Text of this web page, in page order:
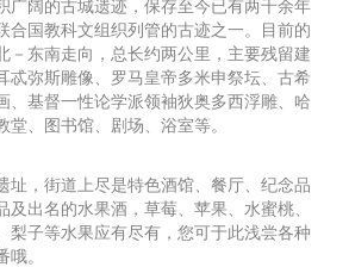
广阔的古城遗迹，保存至今已有两千余年
合国教科文组织列管的古迹之一。目前的
－东南走向，总长约两公里，主要残留建
忒弥斯雕像、罗马皇帝多米申祭坛、古希
、基督一性论学派领袖狄奥多西浮雕、哈
、图书馆、剧场、浴室等。
址，街道上尽是特色酒馆、餐厅、纪念品
及出名的水果酒，草莓、苹果、水蜜桃、
梨子等水果应有尽有，您可于此浅尝各种
。